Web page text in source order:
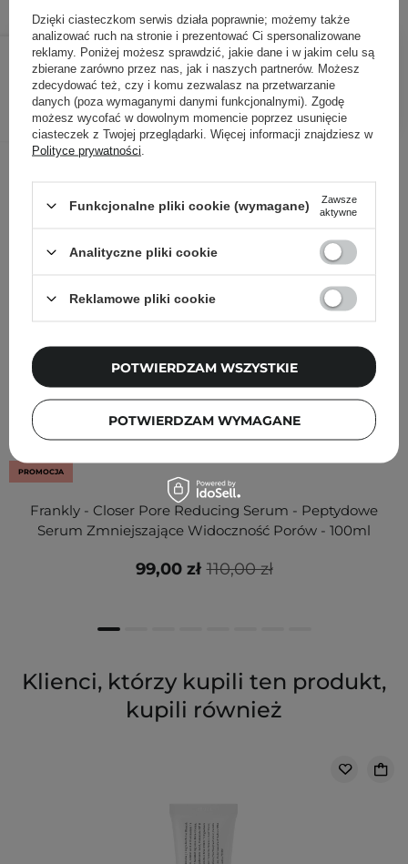
55,80 zł 62,00 zł /szt.
DODAJ DO KOSZYKA
Inni klienci sprawdzali również
PROMOCJA
Frankly - Closer Pore Reducing Serum - Peptydowe
Serum Zmniejszające Widoczność Porów - 100ml
110,00 zł
99,00 zł
Klienci, którzy kupili ten produkt,
kupili również
Dzięki ciasteczkom serwis działa poprawnie; możemy także
analizować ruch na stronie i prezentować Ci spersonalizowane
reklamy. Poniżej możesz sprawdzić, jakie dane i w jakim celu są
zbierane zarówno przez nas, jak i naszych partnerów. Możesz
zdecydować też, czy i komu zezwalasz na przetwarzanie
danych (poza wymaganymi danymi funkcjonalnymi). Zgodę
możesz wycofać w dowolnym momencie poprzez usunięcie
ciasteczek z Twojej przeglądarki. Więcej informacji znajdziesz w
Polityce prywatności
Funkcjonalne pliki cookie (wymagane)
Zawsze
aktywne
Analityczne pliki cookie
Reklamowe pliki cookie
POTWIERDZAM WYMAGANE
POTWIERDZAM WSZYSTKIE